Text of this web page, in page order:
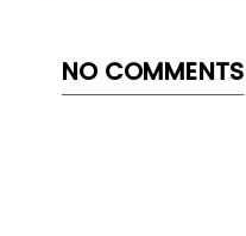
NO COMMENTS